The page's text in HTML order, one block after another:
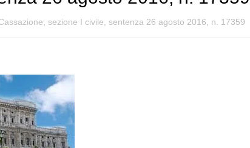
sezione I civile, sentenza 26 agosto 2016, n. 17359